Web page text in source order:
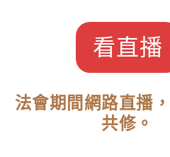
看直播
法會期間網路直播
共修。